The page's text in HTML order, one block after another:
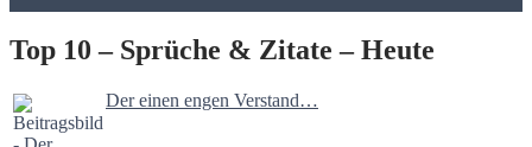
Top 10 – Sprüche & Zitate – Heute
Der einen engen Verstand…